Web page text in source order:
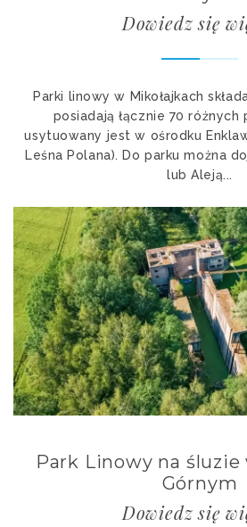
Dowiedz się
Parki linowy w Mikołajkach
posiadają łącznie 70 różnych
usytuowany jest w ośrodku
Leśna Polana). Do parku można
lub Aleją...
Park Linowy na
Górnym
Dowiedz się